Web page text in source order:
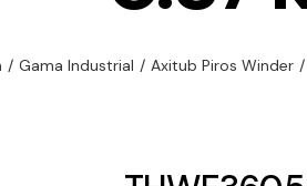
gama
Amplia gama
equipos de
/ Gama Industrial / Axitub Piros Winder /